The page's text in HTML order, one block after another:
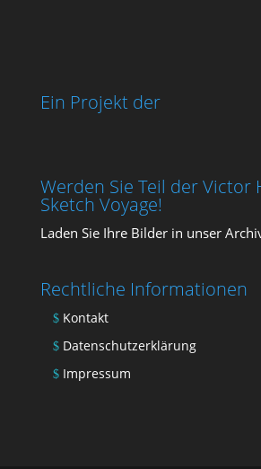
Ein Projekt der
Werden Sie Teil der Victor
Sketch Voyage!
Laden Sie Ihre Bil­der in unser
Rechtliche Informationen
Kontakt
Datenschutzerklärung
Impressum